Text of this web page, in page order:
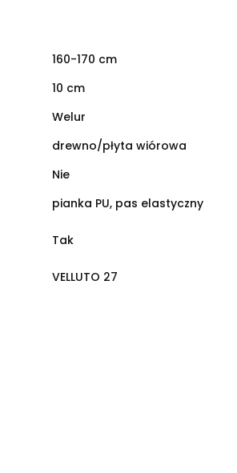
160-170 cm
10 cm
Welur
drewno/płyta wiórowa
Nie
pianka PU, pas elastyczny
Tak
VELLUTO 27